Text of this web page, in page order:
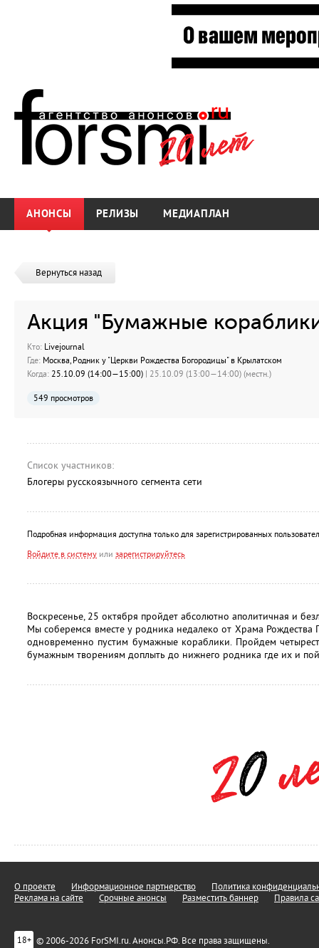
АНОНСЫ РЕЛИЗЫ МЕДИАПЛАН
Вернуться назад
Акция "Бумажные
Кто: Livejournal
Где: Москва, Родник у "Церкви Рождества Богородицы" в Крылатском
Когда: 25.10.09 (14:00—15:00) | 25.10.09 (13:00—14:00) (местн.)
549 просмотров
Список участников:
Блогеры русскоязычного сегмента сети
Подробная информация доступна только для зарегистрированных
Войдите в систему или зарегистрируйтесь
Воскресенье, 25 октября пройдет абсолютно аполитичная и
Мы соберемся вместе у родника недалеко от Храма
одновременно пустим бумажные кораблики. Пройдем
бумажным творениям доплыть до нижнего родника где их и
О проекте Информационное партнерство
Политика
Реклама на сайте
Срочные анонсы Разместить баннер Правила
18+ © 2006-2026 ForSMI.ru. Анонсы.РФ. Все права защищены.